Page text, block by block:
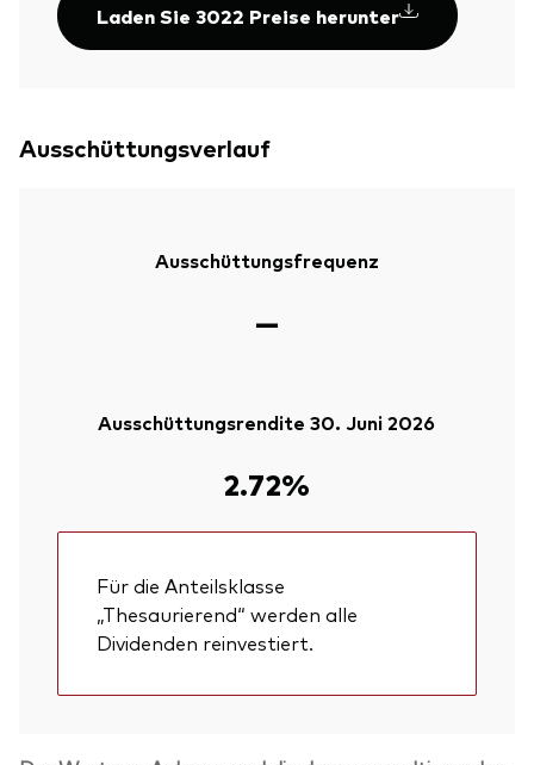
Laden Sie 3022 Preise herunter
Ausschüttungsverlauf
Ausschüttungsfrequenz
—
Ausschüttungsrendite 30. Juni 2026
2.72%
Für die Anteilsklasse
„Thesaurierend“ werden alle
Dividenden reinvestiert.